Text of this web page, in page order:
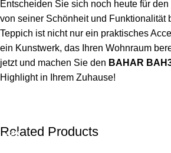
Entscheiden Sie sich noch heute für
von seiner Schönheit und Funktionalität
Teppich ist nicht nur ein praktisches
ein Kunstwerk, das Ihren Wohnraum
jetzt und machen Sie den BAHAR
Highlight in Ihrem Zuhause!
Related Products
-18%
-12%
-22%
-18%
-17%